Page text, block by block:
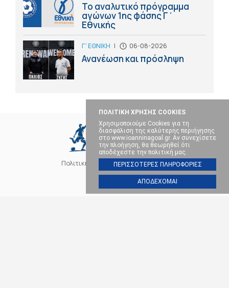
ΠΟΛΙΤΙΚΗ ΧΡΗΣΗΣ COOKIES
Χρησιμοποιούμε Cookies για τη
διασφάλιση της καλύτερης περιήγησης
στο www.ioanninagoal.gr. Αν συνεχίσετε
την πλοήγηση, θα θεωρηθεί ότι
αποδέχεστε την πολιτική μας.
ΠΕΡΙΣΣΟΤΕΡΕΣ ΠΛΗΡΟΦΟΡΙΕΣ
ΑΠΟΔΕΧΟΜΑΙ
Το αναλυτικό πρόγραμμα
αγώνων 1ης φάσης Γ΄
Εθνικής
Γ' ΕΘΝΙΚΗ | 06-08-2026
Ανανέωση και πρόσληψη
Πολιτική Cookies Επικοινωνία
SOCIAL MEDIA